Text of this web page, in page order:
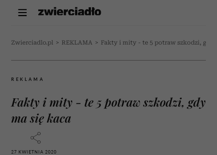
Zwierciadlo.pl > REKLAMA > Fakty i mity - te 5 potraw szkodzi, gdy
REKLAMA
Fakty i mity - te 5 potraw szkodzi, gdy
ma się kaca
27 KWIETNIA 2020